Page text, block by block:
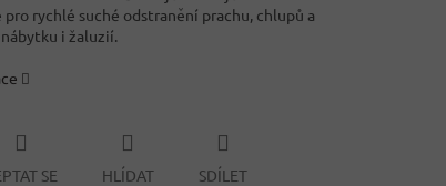
pro rychlé suché odstranění prachu, chlupů a
i žaluzií.
SE HLÍDAT SDÍLET